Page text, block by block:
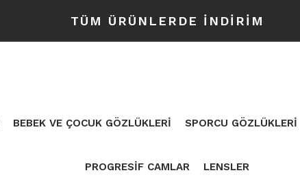
TÜM ÜRÜNLERDE İNDİRİM
BEBEK VE ÇOCUK GÖZLÜKLERİ SPORCU GÖZLÜKLERİ
PROGRESİF CAMLAR LENSLER